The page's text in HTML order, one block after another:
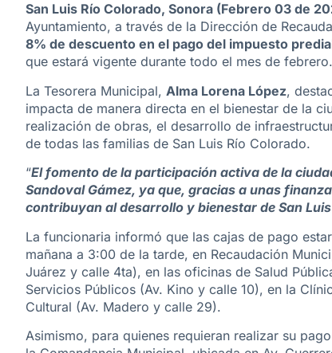
San Luis Río Colorado, Sonora (Febrero 03 de
Ayuntamiento, a través de la Dirección de
8% de descuento en el pago del impuesto
que estará vigente durante todo el mes de febrero.
La Tesorera Municipal, Alma Lorena López,
impacta de manera directa en el bienestar de la
realización de obras, el desarrollo de
de todas las familias de San Luis Río Colorado.
“El fomento de la participación activa de la
Sandoval Gámez, ya que, gracias a unas
contribuyan al desarrollo y bienestar de San
La funcionaria informó que las cajas de pago
mañana a 3:00 de la tarde, en Recaudación
Juárez y calle 4ta), en las oficinas de Salud
Servicios Públicos (Av. Kino y calle 10), en la
Cultural (Av. Madero y calle 29).
Asimismo, para quienes requieran realizar su